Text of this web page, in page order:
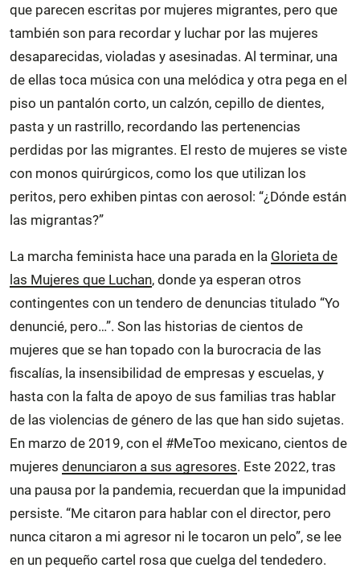
que parecen escritas por mujeres migrantes, pero que
también son para recordar y luchar por las mujeres
desaparecidas, violadas y asesinadas. Al terminar, una
de ellas toca música con una melódica y otra pega en el
piso un pantalón corto, un calzón, cepillo de dientes,
pasta y un rastrillo, recordando las pertenencias
perdidas por las migrantes. El resto de mujeres se viste
con monos quirúrgicos, como los que utilizan los
peritos, pero exhiben pintas con aerosol: “¿Dónde están
las migrantas?”
La marcha feminista hace una parada en la Glorieta de
las Mujeres que Luchan, donde ya esperan otros
contingentes con un tendero de denuncias titulado “Yo
denuncié, pero…”. Son las historias de cientos de
mujeres que se han topado con la burocracia de las
fiscalías, la insensibilidad de empresas y escuelas, y
hasta con la falta de apoyo de sus familias tras hablar
de las violencias de género de las que han sido sujetas.
En marzo de 2019, con el #MeToo mexicano, cientos de
mujeres denunciaron a sus agresores. Este 2022, tras
una pausa por la pandemia, recuerdan que la impunidad
persiste. “Me citaron para hablar con el director, pero
nunca citaron a mi agresor ni le tocaron un pelo”, se lee
en un pequeño cartel rosa que cuelga del tendedero.